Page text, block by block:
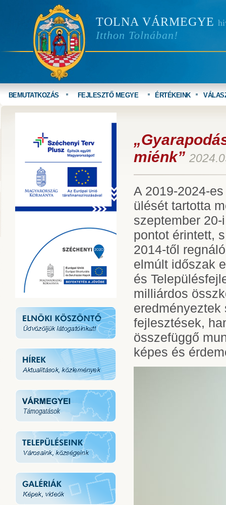
TOLNA VÁRMEGYE
Itthon Tolnában!
BEMUTATKOZÁS FEJLESZTŐ MEGYE ÉRTÉKEINK
miénk”
A 2019-2024-
ülését tartotta
szeptember
pontot érintett,
2014-től
elmúlt időszak
és
milliárdos
eredményeztek
fejlesztések,
összefüggő
képes és